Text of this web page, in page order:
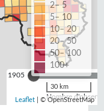
1905
Nombre
2– 5
5– 10
10– 20
20– 50
50– 100
100+
30 km
Leaflet | © OpenStreetMap